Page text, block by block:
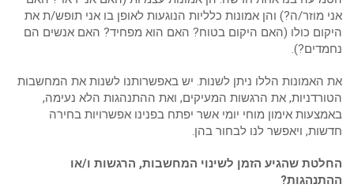
אני מוזר/ה?) והן אמונות כלליות הנוגעות לאופן בו אני תופש/ת את
היקום כולו (האם היקום בטוח? האם הוא מפחיד? האם אנשים הם
נחמדים?).
את האמונות הללו ניתן לשנות. יש באפשרותנו לשנות את המחשבות
הטורדניות, את הרגשות המעיקים, ואת ההתנהגות הלא נעימה,
באמצעות אימון מוחי יומי אשר יפתח בפנינו אפשרויות בחירה
חדשות, ויאפשר לנו לבחור בהן.
החלטת שהגיע הזמן לשינוי המחשבות, הרגשות ו/או
ההתנהגות?